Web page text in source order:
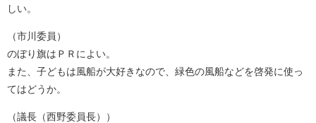
しい。
（市川委員）
のぼり旗はＰＲによい。
また、子どもは風船が大好きなので、緑色の風船などを啓発に使っ
てはどうか。
（議長（西野委員長））